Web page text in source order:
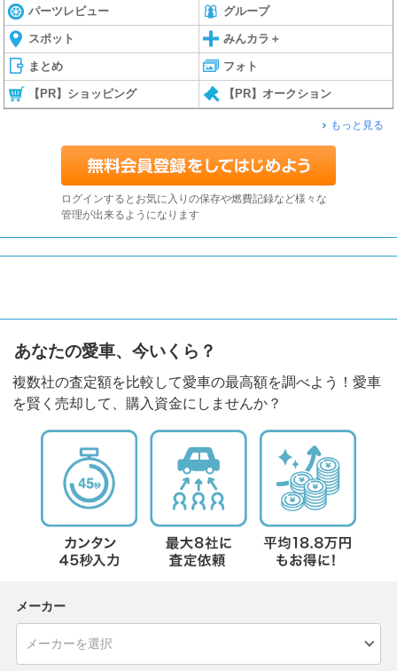
パーツレビュー グループ
スポット みんカラ＋
まとめ フォト
【PR】ショッピング 【PR】オークション
もっと見る
ログインするとお気に入りの保存や燃費記録など様々な
管理が出来るようになります
あなたの愛車、今いくら？
複数社の査定額を比較して愛車の最高額を調べよう！愛車
を賢く売却して、購入資金にしませんか？
メーカー